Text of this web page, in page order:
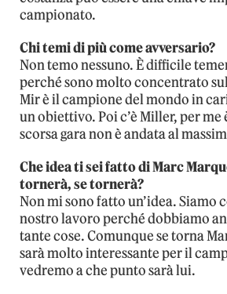
campionato.
Chi temi di più come avversario?
Non temo nessuno. È difficile
perché sono molto concentrato
Mir è il campione del mondo in
un obiettivo. Poi c’è Miller, per me
scorsa gara non è andata al
Che idea ti sei fatto di Marc
tornerà, se tornerà?
Non mi sono fatto un’idea. Siamo
nostro lavoro perché dobbiamo
tante cose. Comunque se torna
sarà molto interessante per il
vedremo a che punto sarà lui.